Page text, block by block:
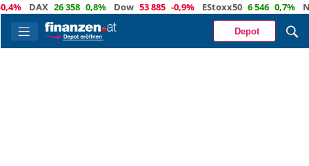
26 358 0,8% Dow 53 885 -0,9% EStoxx50 6 546 0,7% Nasdaq
Depot